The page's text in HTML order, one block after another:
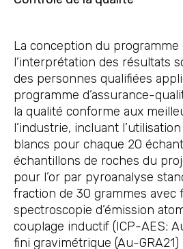
La conception du programme
l’interprétation des résultats
des personnes qualifiées
programme d’assurance-
la qualité conforme aux
l’industrie, incluant
blancs pour chaque 20
échantillons de roches du
pour l’or par pyroanalyse
fraction de 30 grammes avec
spectroscopie d’émission
couplage inductif (ICP-AES;
fini gravimétrique (Au-